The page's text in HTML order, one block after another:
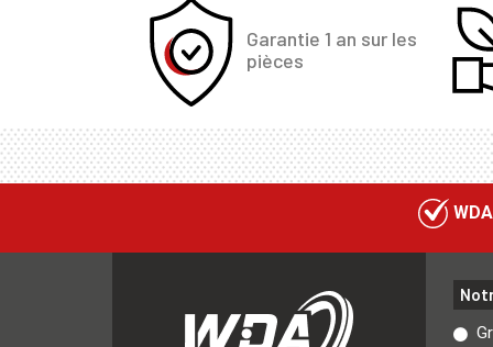
Garantie 1 an sur les
pièces
WDA